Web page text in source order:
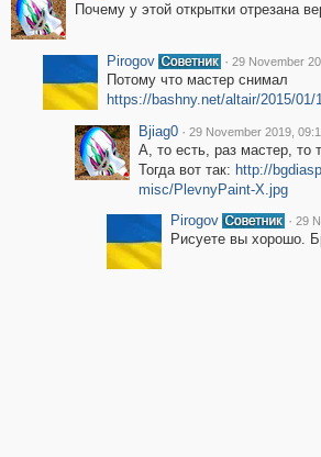
Почему у этой открытки отрезана
Pirogov · 29 November
Потому что мастер снимал
https://bashny.net/altair/2015/
Bjiag0 · 29 November 2019,
А, то есть, раз мастер, то
Тогда вот так: http://
misc/PlevnyPaint-X.jpg
Pirogov
· 29
Рисуете вы хорошо.